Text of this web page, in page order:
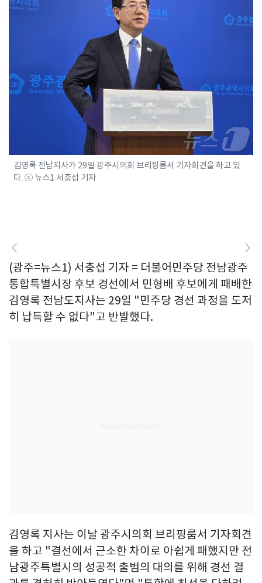
김영록 전남지사가 29일 광주시의회 브리핑룸서 기자회견을 하고 있
다. ⓒ 뉴스1 서충섭 기자
(광주=뉴스1) 서충섭 기자 = 더불어민주당 전남광주
통합특별시장 후보 경선에서 민형배 후보에게 패배한
김영록 전남도지사는 29일 "민주당 경선 과정을 도저
히 납득할 수 없다"고 반발했다.
김영록 지사는 이날 광주시의회 브리핑룸서 기자회견
을 하고 "결선에서 근소한 차이로 아쉽게 패했지만 전
남광주특별시의 성공적 출범의 대의를 위해 경선 결